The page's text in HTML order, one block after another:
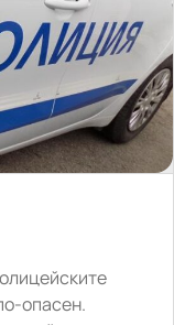
опасен.